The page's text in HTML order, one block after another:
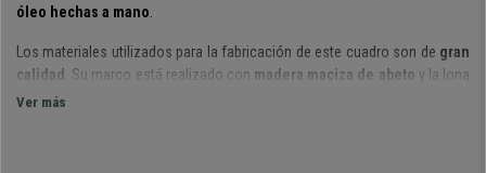
óleo hechas a mano
Los materiales utilizados para la fabricación de este cuadro son de gran
calidad
. Su marco está realizado con madera maciza de abeto y la lona
del lienzo es de
Ver más